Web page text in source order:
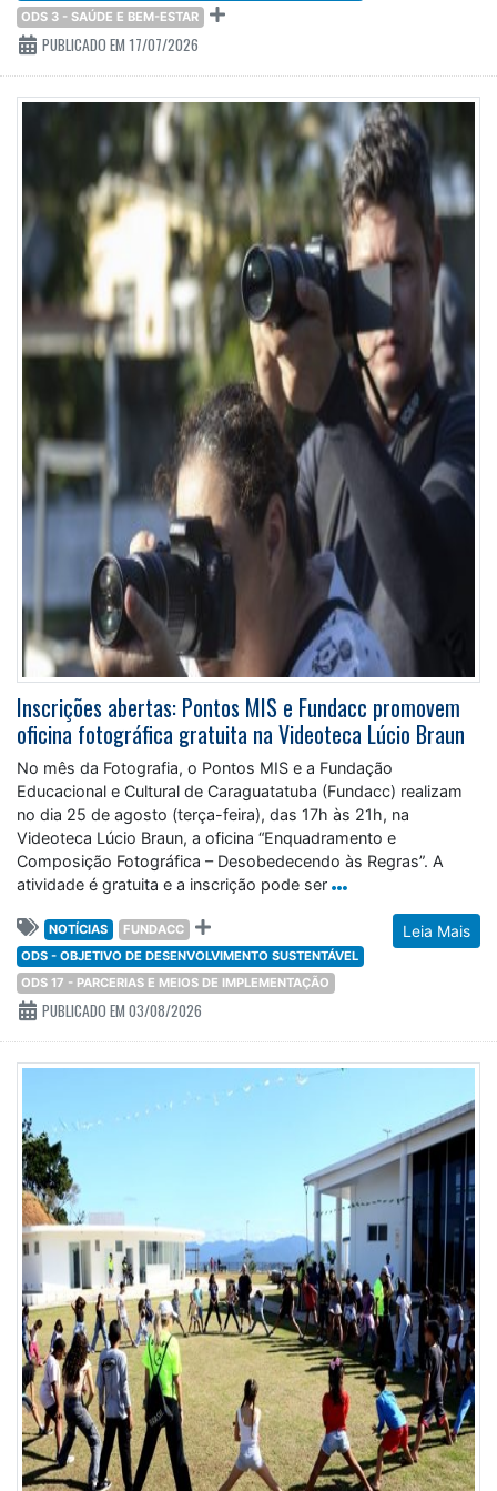
ODS 3 - SAÚDE E BEM-ESTAR
PUBLICADO EM 17/07/2026
Inscrições abertas: Pontos MIS e Fundacc promovem
oficina fotográfica gratuita na Videoteca Lúcio Braun
No mês da Fotografia, o Pontos MIS e a Fundação
Educacional e Cultural de Caraguatatuba (Fundacc) realizam
no dia 25 de agosto (terça-feira), das 17h às 21h, na
Videoteca Lúcio Braun, a oficina “Enquadramento e
Composição Fotográfica – Desobedecendo às Regras”. A
atividade é gratuita e a inscrição pode ser
Leia Mais
NOTÍCIAS
FUNDACC
ODS - OBJETIVO DE DESENVOLVIMENTO SUSTENTÁVEL
ODS 17 - PARCERIAS E MEIOS DE IMPLEMENTAÇÃO
PUBLICADO EM 03/08/2026